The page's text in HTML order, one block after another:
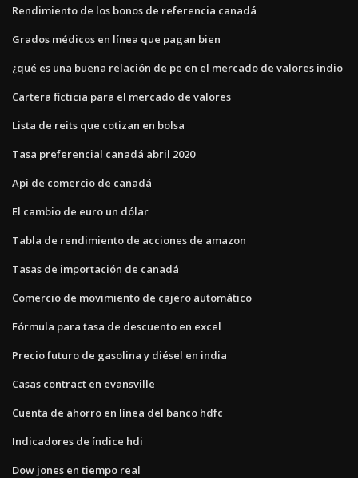
Rendimiento de los bonos de referencia canadá
Grados médicos en línea que pagan bien
¿qué es una buena relación de pe en el mercado de valores indio
Cartera ficticia para el mercado de valores
Lista de reits que cotizan en bolsa
Tasa preferencial canadá abril 2020
Api de comercio de canadá
El cambio de euro un dólar
Tabla de rendimiento de acciones de amazon
Tasas de importación de canadá
Comercio de movimiento de cajero automático
Fórmula para tasa de descuento en excel
Precio futuro de gasolina y diésel en india
Casas contract en evansville
Cuenta de ahorro en línea del banco hdfc
Indicadores de índice hdi
Dow jones en tiempo real